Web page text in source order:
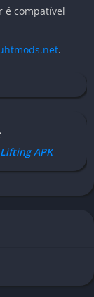
é compatível
.
APK